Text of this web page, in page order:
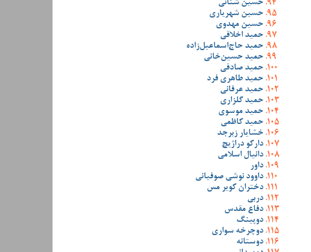
حسین شنانی
حسین شهریاری
حسین مهدوی
حمید اخلاقی
حمید حاج‌اسماعیل‌زاده
حمید حسین‌خانی
حمید صادقی
حمید طاهری فرد
حمید عرفانی
حمید گلزاری
حمید موسوی
حمید کاظمی
خشایار زبرجد
دارکو دراژیچ
دانیال اسلامی
داور
داوود نوشی صوفیانی
دختران کویر مس
دربی
دفاع مقدس
دوپینگ
دوچرخه سواری
دوستانه